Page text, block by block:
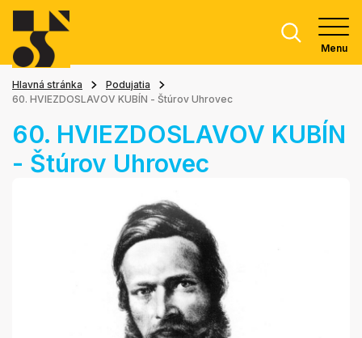
Menu
Hlavná stránka
Podujatia
60. HVIEZDOSLAVOV KUBÍN - Štúrov Uhrovec
60. HVIEZDOSLAVOV KUBÍN
- Štúrov Uhrovec